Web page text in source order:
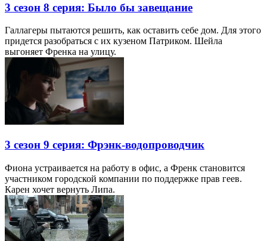
3 сезон 8 серия: Было бы завещание
Галлагеры пытаются решить, как оставить себе дом. Для этого
придется разобраться с их кузеном Патриком. Шейла
выгоняет Френка на улицу.
3 сезон 9 серия: Фрэнк-водопроводчик
Фиона устраивается на работу в офис, а Френк становится
участником городской компании по поддержке прав геев.
Карен хочет вернуть Липа.